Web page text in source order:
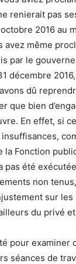
renierait pas
2016 au
avez même
par le
décembre
dû
que bien
En effet, si
la Fonction
pas été
non
sur
du privé
pour examiner
séances de